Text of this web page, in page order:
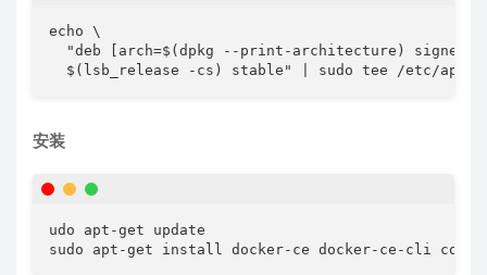
echo \
"deb [arch=$(dpkg --print-architecture)
$(lsb_release -cs) stable" | sudo tee /etc/apt/
安装
udo apt-get update
sudo apt-get install docker-ce docker-ce-cli